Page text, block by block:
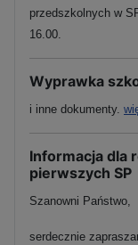
przedszkolnych w
16.00.
Wyprawka
i inne dokumenty.
Informacja dla
pierwszych SP
Szanowni Państwo,
serdecznie